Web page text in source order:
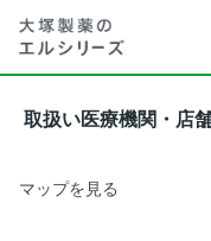
取扱い医療機関・店
マップを見る